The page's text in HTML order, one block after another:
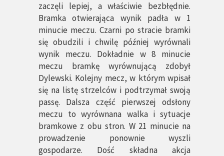
zaczęli lepiej, a właściwie bezbłędnie.
Bramka otwierająca wynik padła w 1
minucie meczu. Czarni po stracie bramki
się obudzili i chwilę później wyrównali
wynik meczu. Dokładnie w 8 minucie
meczu bramkę wyrównującą zdobył
Dylewski. Kolejny mecz, w którym wpisał
się na listę strzelców i podtrzymał swoją
passę. Dalsza część pierwszej odsłony
meczu to wyrównana walka i sytuacje
bramkowe z obu stron. W 21 minucie na
prowadzenie ponownie wyszli
gospodarze. Dość składna akcja